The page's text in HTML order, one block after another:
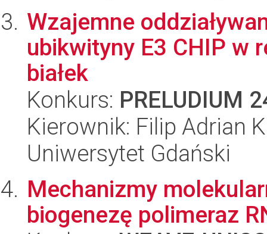
Wzajemne
ubikwityny E3 CHIP w
białek
Konkurs: PRELUDIUM
Kierownik: Filip Adrian
Uniwersytet Gdański
Mechanizmy
biogenezę polimeraz